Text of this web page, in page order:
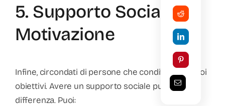
5. Supporto Sociale E
Motivazione
Infine, circondati di persone che condividono i tuoi
obiettivi. Avere un supporto sociale può fare la
differenza. Puoi: